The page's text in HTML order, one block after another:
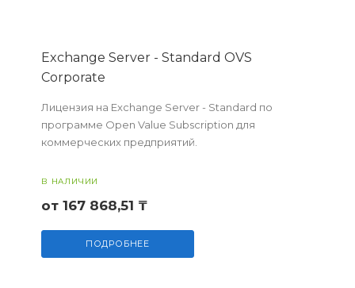
Exchange Server - Standard OVS
Corporate
Лицензия на Exchange Server - Standard по
программе Open Value Subscription для
коммерческих предприятий.
В НАЛИЧИИ
от 167 868,51 ₸
ПОДРОБНЕЕ